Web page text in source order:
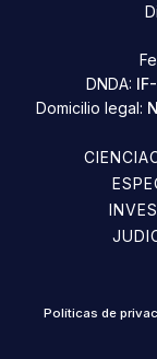
DNDA:
Domicilio legal:
CIENCIA
Políticas de